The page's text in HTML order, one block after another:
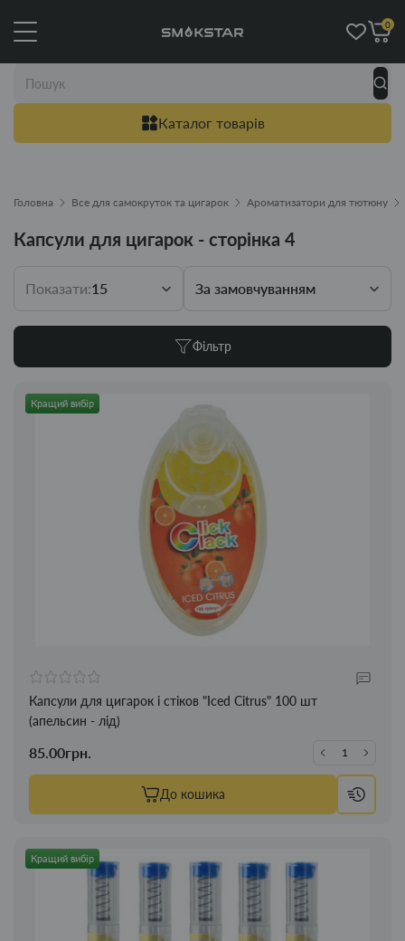
Каталог товарів
0
Головна Все для самокруток та цигарок Ароматизатори для тютюну
Капсули для цигарок - сторінка 4
Показати:15 За замовчуванням
Фільтр
Кращий вибір
Капсули для цигарок і стіков "Iced Citrus" 100 шт
(апельсин - лід)
85.00грн.
До кошика
Кращий вибір